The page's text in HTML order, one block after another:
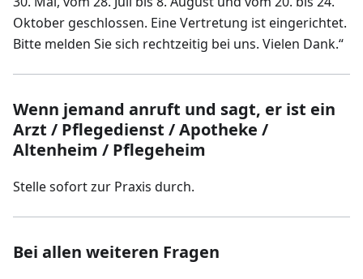
Oktober geschlossen. Eine Vertretung ist eingerichtet.
Bitte melden Sie sich rechtzeitig bei uns. Vielen Dank.“
Wenn jemand anruft und sagt, er ist ein
Arzt / Pflegedienst / Apotheke /
Altenheim / Pflegeheim
Stelle sofort zur Praxis durch.
Bei allen weiteren Fragen